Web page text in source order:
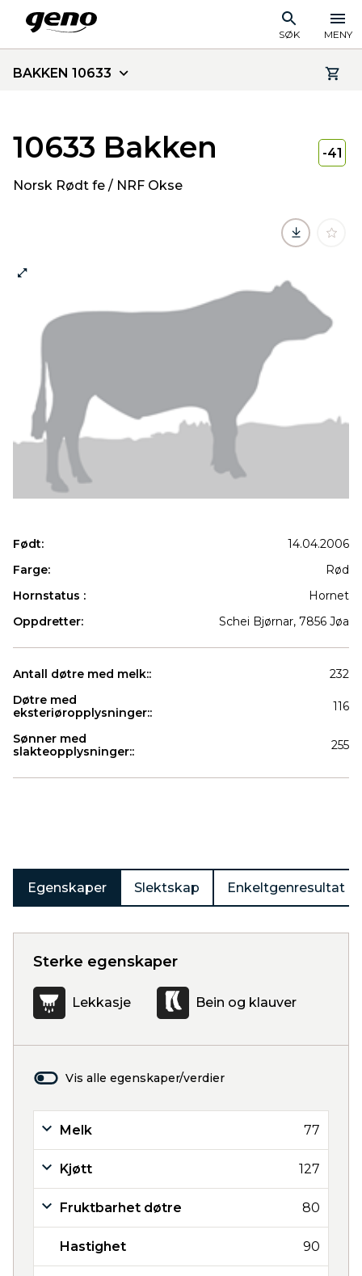
SØK MENY
BAKKEN 10633
10633 Bakken
Norsk Rødt fe / NRF Okse
-41
Født:
14.04.2006
Farge:
Rød
Hornstatus :
Hornet
Oppdretter:
Schei Bjørnar, 7856 Jøa
Antall døtre med melk::
232
Døtre med
eksteriøropplysninger::
116
Sønner med
slakteopplysninger::
255
Egenskaper Slektskap Enkeltgenresultat
Sterke egenskaper
Lekkasje Bein og klauver
Vis alle egenskaper/verdier
Melk 77
Kjøtt 127
Fruktbarhet døtre 80
Hastighet 90